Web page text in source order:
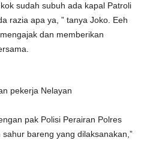
sudah subuh ada kapal Patroli
razia apa ya, ” tanya Joko. Eeh
dan memberikan
pekerja Nelayan
pak Polisi Perairan Polres
bareng yang dilaksanakan,”